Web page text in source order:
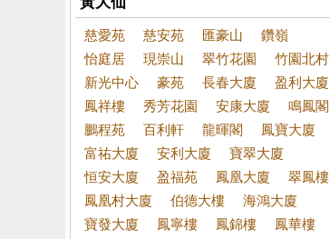
慈愛苑 慈安苑 匯豪山
鑽嶺
怡庭居
現崇山 翠竹花園
竹園北村
新光中心
豪苑 長春大廈
盈利大廈
鳳祥樓
秀芳花園 安康大廈
鳴鳳閣
鵬程苑
百利軒 龍暉閣
鳳寶大廈
富祐大廈
安利大廈
寶翠大廈
恒安大廈
盈福苑 鳳凰大廈
翠鳳樓
鳳凰村大廈
伯德大樓
海鴻大廈
寶發大廈
鳳寧樓 鳳錦樓
鳳華樓